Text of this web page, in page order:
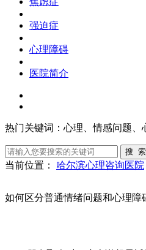
强迫症
心理障碍
医院简介
热门关键词： 心理、情感问题、
当前位置： 哈尔滨心理咨询医院
如何区分普通情绪问题和心理